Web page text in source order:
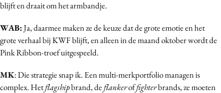
blijft en draait om het armbandje.
WAB:Ja, daarmee maken ze de keuze dat de grote emotie en het
grote verhaal bij KWF blijft, en alleen in de maand oktober wordt de
Pink Ribbon-troef uitgespeeld.
MK: Die strategie snap ik. Een multi-merkportfolio managen is
complex. Hetflagshipbrand, de flankeroffighterbrands, ze moeten